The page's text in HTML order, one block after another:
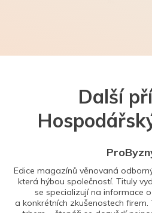
Další
Edice magazínů věnovaná
která hýbou společností. Tituly
se specializují na informace
a konkrétních zkušenostech